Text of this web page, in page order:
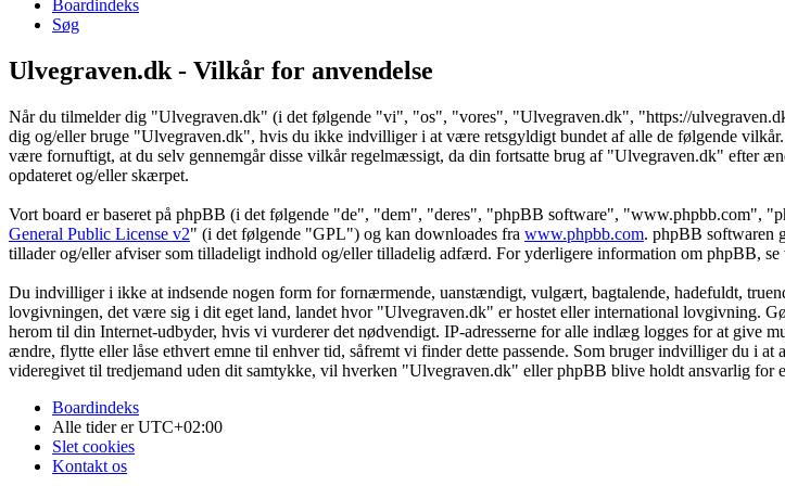
Boardindeks
Søg
Ulvegraven.dk - Vilkår for anvendelse
Når du tilmelder dig "Ulvegraven.dk" (i det følgende "vi", "os", "vores", "Ulvegraven.dk", "https://
dig og/eller bruge "Ulvegraven.dk", hvis du ikke indvilliger i at være retsgyldigt bundet af alle de følgende
være fornuftigt, at du selv gennemgår disse vilkår regelmæssigt, da din fortsatte brug af "Ulvegraven.dk" efter
opdateret og/eller skærpet.
Vort board er baseret på phpBB (i det følgende "de", "dem", "deres", "phpBB software", "www.phpbb.com",
General Public License v2" (i det følgende "GPL") og kan downloades fra www.phpbb.com. phpBB softwaren
tillader og/eller afviser som tilladeligt indhold og/eller tilladelig adfærd. For yderligere information om phpBB, se
Du indvilliger i ikke at indsende nogen form for fornærmende, uanstændigt, vulgært, bagtalende, hadefuldt,
lovgivningen, det være sig i dit eget land, landet hvor "Ulvegraven.dk" er hostet eller international lovgivning.
herom til din Internet-udbyder, hvis vi vurderer det nødvendigt. IP-adresserne for alle indlæg logges for at
ændre, flytte eller låse ethvert emne til enhver tid, såfremt vi finder dette passende. Som bruger indvilliger du i
videregivet til tredjemand uden dit samtykke, vil hverken "Ulvegraven.dk" eller phpBB blive holdt ansvarlig for
Boardindeks
Alle tider erUTC+02:00
Slet cookies
Kontakt os